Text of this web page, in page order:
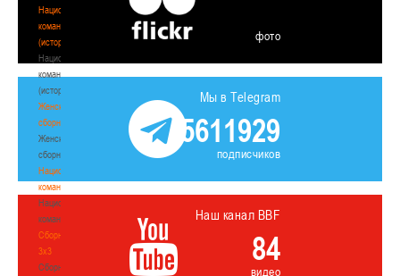
Национальная
команда
(история)
Национальная
команда
(история)
Женские
сборные
Женские
сборные
Национальная
команда
Национальная
команда
Сборные
3х3
Сборные
фото
Мы в Telegram
5611929
подписчиков
Наш канал BBF
84
видео